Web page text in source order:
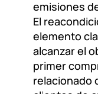
emisiones
El
elemento
alcanzar el
primer
relacionado